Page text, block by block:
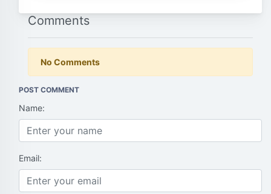
Comments
No Comments
POST COMMENT
Name:
Email: